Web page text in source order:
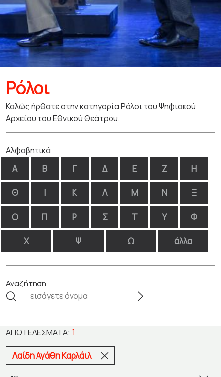
Ρόλοι
Καλώς ήρθατε στην κατηγορία Ρόλοι του Ψηφιακού
Αρχείου του Εθνικού Θεάτρου.
Αλφαβητικά
Α Β Γ Δ Ε Ζ Η
Θ Ι Κ Λ Μ Ν Ξ
Ο Π Ρ Σ Τ Υ Φ
Χ Ψ Ω άλλα
Αναζήτηση
ΑΠΟΤΕΛΈΣΜΑΤΑ: 1
Λαίδη Αγάθη Καρλάιλ